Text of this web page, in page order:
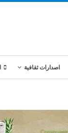
اصدارات ثقافية